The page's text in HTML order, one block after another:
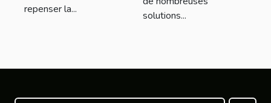
repenser la...
solutions...